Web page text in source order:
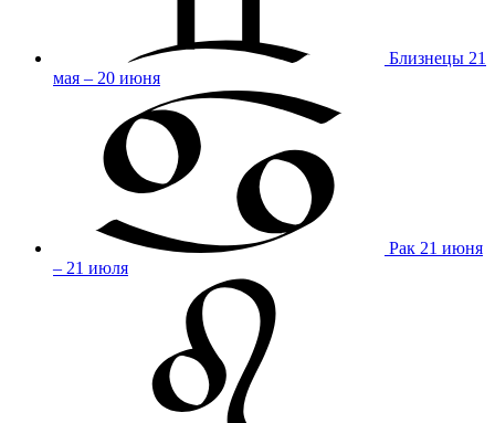
Близнецы 21
мая – 20 июня
Рак 21 июня
– 21 июля